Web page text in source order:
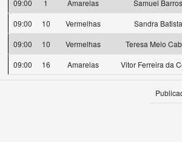
09:00 1 Amarelas
Samuel Barros
09:00
10 Vermelhas
Sandra Batista
09:00
10 Vermelhas
Teresa Melo
09:00
16 Amarelas Vitor Ferreira da